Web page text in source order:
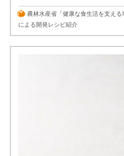
農林水産省「健康な食生活を支える
による開発レシピ紹介